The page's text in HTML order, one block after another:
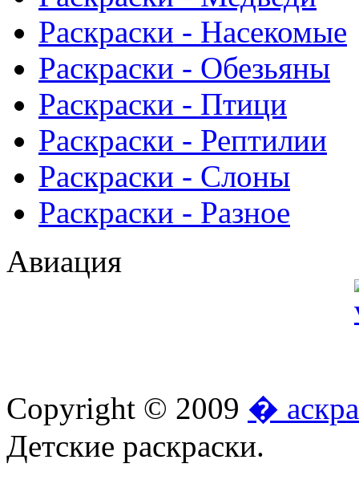
Раскраски - Насекомые
Раскраски - Обезьяны
Раскраски - Птици
Раскраски - Рептилии
Раскраски - Слоны
Раскраски - Разное
Авиация
Copyright © 2009 �
Детские раскраски.